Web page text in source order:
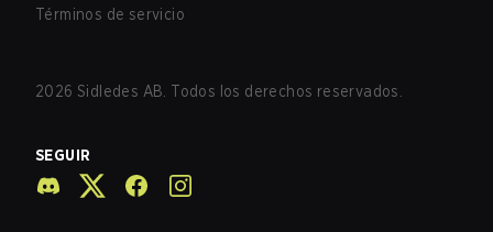
Términos de servicio
2026 Sidledes AB. Todos los derechos reservados.
SEGUIR